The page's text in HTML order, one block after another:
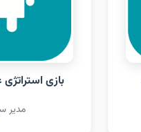
بازی
مدیر